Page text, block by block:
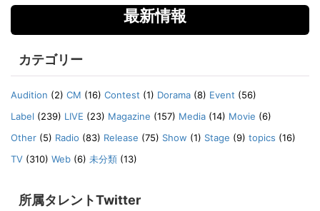
最新情報
カテゴリー
Audition (2) CM (16) Contest (1) Dorama (8) Event (56)
Label (239) LIVE (23) Magazine (157) Media (14) Movie (6)
Other (5) Radio (83) Release (75) Show (1) Stage (9) topics (16)
TV (310) Web (6) 未分類 (13)
所属タレントTwitter